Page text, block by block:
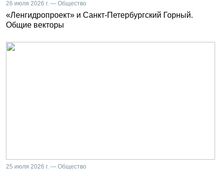
26 июля 2026 г. — Общество
«Ленгидропроект» и Санкт-Петербургский Горный.
Общие векторы
25 июля 2026 г. — Общество